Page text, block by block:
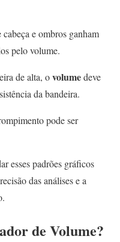
e ombros ganham
pelo volume.
de alta, ovolumedeve
da bandeira.
pode ser
esses padrões gráficos
das análises e a
de Volume?